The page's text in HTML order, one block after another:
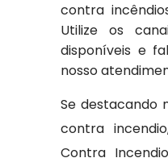
contra
Utilize os
disponíveis e
nosso
Se destacando
contra
Contra